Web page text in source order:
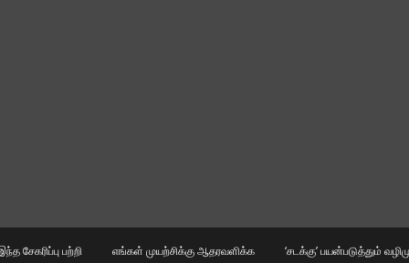
சேகரிப்பு பற்றி எங்கள் முயற்சிக்கு ஆதரவளிக்க ‘சடக்கு’ பயன்படுத்தும்